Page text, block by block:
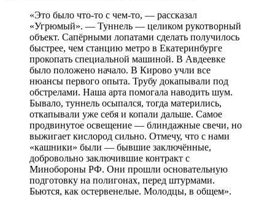
«Это было что-то с чем-то, — рассказал
«Угрюмый». — Туннель — целиком рукотворный
объект. Сапёрными лопатами сделать получилось
быстрее, чем станцию метро в Екатеринбурге
прокопать специальной машиной. В Авдеевке
было положено начало. В Кирово учли все
нюансы первого опыта. Трубу докапывали под
обстрелами. Наша арта помогала наводить шум.
Бывало, туннель осыпался, тогда матерились,
откапывали уже себя и копали дальше. Самое
продвинутое освещение — блиндажные свечи, но
выжигает кислород сильно. Отмечу, что с нами
«кашники» были — бывшие заключённые,
добровольно заключившие контракт с
Минобороны РФ. Они прошли основательную
подготовку на полигонах, перед штурмами.
Бьются, как остервенелые. Молодцы, в общем».